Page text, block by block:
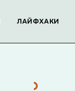
ЛАЙФХАКИ